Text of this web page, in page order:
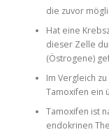
die zuvor
Hat eine
dieser Zelle
(Östrogene)
Im Vergleich
Tamoxifen ein
Tamoxifen ist
endokrinen